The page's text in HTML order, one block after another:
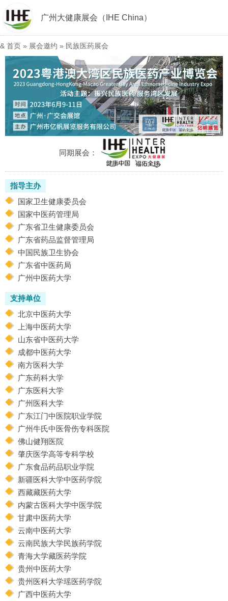
广州大健康展会（IHE China）
& 首页 » 展会邀约 » 民族医药展会
同期展会：
指导主办
国家卫生健康委员会
国家中医药管理局
广东省卫生健康委员会
广东省药品监督管理局
中国民族卫生协会
广东省中医药局
广州中医药大学
支持单位
北京中医药大学
上海中医药大学
山东省中医药大学
成都中医药大学
南方医科大学
广东药科大学
广东医科大学
广州医科大学
广东江门中医院职业学院
广州牛氏中医骨伤专科医院
佛山健翔医院
肇庆医学高等专科学校
广东食品药品职业学院
新疆医科大学中医药学院
西藏藏医药大学
内蒙古医科大学中医学院
甘肃中医药大学
云南中医药大学
云南民族大学民族药学院
青海大学藏医药学院
贵州中医药大学
贵州医科大学瑶医药学院
广西中医药大学